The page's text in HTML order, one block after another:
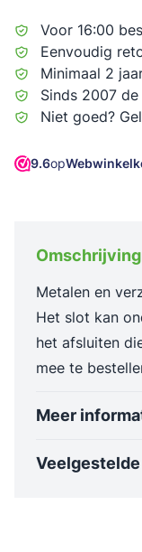
Voor 16:00
Eenvoudig
Minimaal 2
Sinds 2007
Niet goed?
9.6op
Omschrijving
Metalen en
Het slot kan
het afsluiten
mee te
Meer